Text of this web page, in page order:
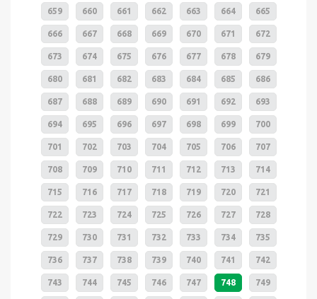
659 660 661 662 663 664 665
666 667 668 669 670 671 672
673 674 675 676 677 678 679
680 681 682 683 684 685 686
687 688 689 690 691 692 693
694 695 696 697 698 699 700
701 702 703 704 705 706 707
708 709 710 711 712 713 714
715 716 717 718 719 720 721
722 723 724 725 726 727 728
729 730 731 732 733 734 735
736 737 738 739 740 741 742
743 744 745 746 747 748 749